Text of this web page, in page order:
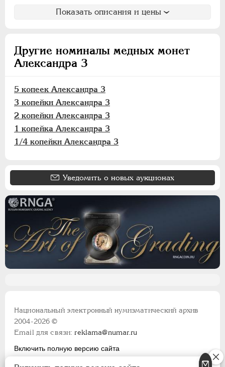
Показать описания и цены
Другие номиналы медных монет
Александра 3
5 копеек Александра 3
3 копейки Александра 3
2 копейки Александра 3
1 копейка Александра 3
1/4 копейки Александра 3
Уведомить о новых аукционах
ВРЕМЕННОЕ ПРАВ. 1917-1918
Национальный электронный нумизматический архив
2004-2026 ©
Email для связи:reklama@numar.ru
Включить полную версию сайта